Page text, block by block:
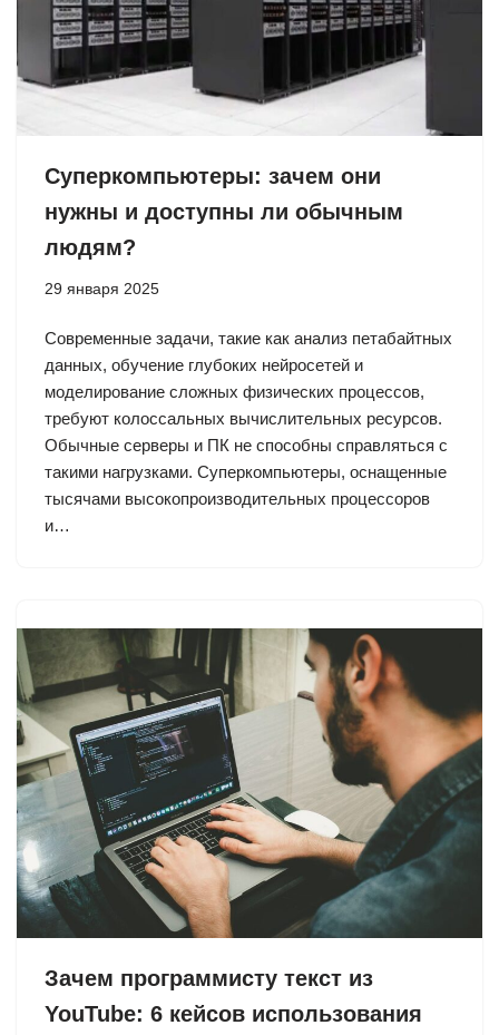
Суперкомпьютеры: зачем они
нужны и доступны ли обычным
людям?
29 января 2025
Современные задачи, такие как анализ петабайтных
данных, обучение глубоких нейросетей и
моделирование сложных физических процессов,
требуют колоссальных вычислительных ресурсов.
Обычные серверы и ПК не способны справляться с
такими нагрузками. Суперкомпьютеры, оснащенные
тысячами высокопроизводительных процессоров
и…
Зачем программисту текст из
YouTube: 6 кейсов использования